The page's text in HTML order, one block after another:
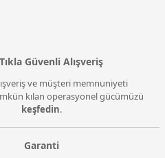
Güvenli Alışveriş
ve müşteri memnuniyeti
kılan operasyonel gücümüzü
keşfedin.
Garanti